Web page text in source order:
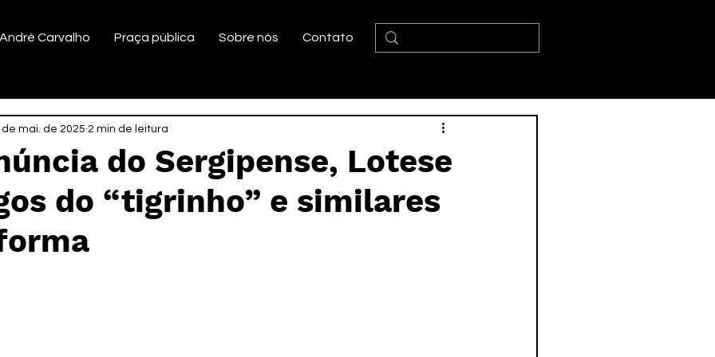
André Carvalho Praça pública Sobre nós Contato
do Sergipense, Lotese
do “tigrinho” e similares
de mai. de 2025 2 min de leitura